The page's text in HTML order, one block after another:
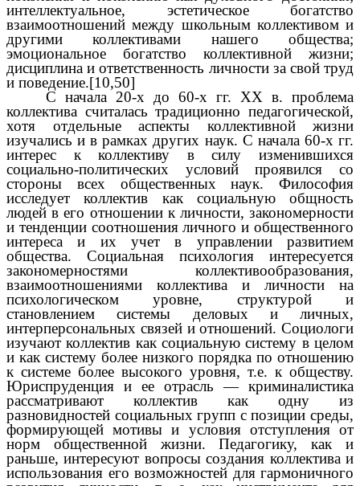
интеллектуальное, эстетическое богатство
взаимоотношений между школьным коллективом и
другими коллективами нашего общества;
эмоциональное богатство коллективной жизни;
дисциплина и ответственность личности за свой труд
и поведение.[10,50]
С начала 20-х до 60-х гг. XX в. проблема
коллектива считалась традиционно педагогической,
хотя отдельные аспекты коллективной жизни
изучались и в рамках других наук. С начала 60-х гг.
интерес к коллективу в силу изменившихся
социально-политических условий проявился со
стороны всех общественных наук. Философия
исследует коллектив как социальную общность
людей в его отношении к личности, закономерности
и тенденции соотношения личного и общественного
интереса и их учет в управлении развитием
общества. Социальная психология интересуется
закономерностями коллективообразования,
взаимоотношениями коллектива и личности на
психологическом уровне, структурой и
становлением системы деловых и личных,
интерперсональных связей и отношений. Социологи
изучают коллектив как социальную систему в целом
и как систему более низкого порядка по отношению
к системе более высокого уровня, т.е. к обществу.
Юриспруденция и ее отрасль — криминалистика
рассматривают коллектив как одну из
разновидностей социальных групп с позиции среды,
формирующей мотивы и условия отступления от
норм общественной жизни. Педагогику, как и
раньше, интересуют вопросы создания коллектива и
использования его возможностей для гармоничного